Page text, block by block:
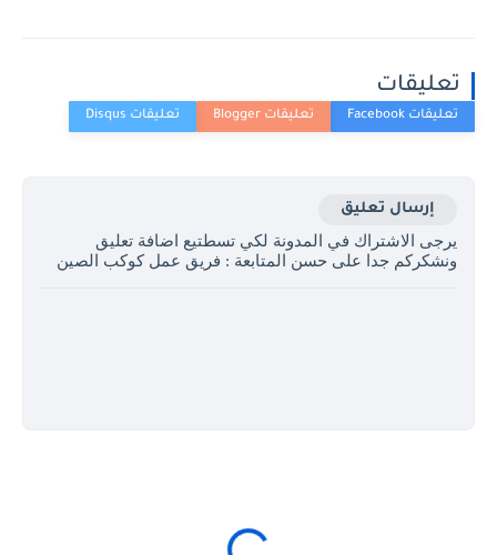
تعليقات
إرسال تعليق
يرجى الاشتراك في المدونة لكي تسطتيع اضافة تعليق
ونشكركم جدا على حسن المتابعة : فريق عمل كوكب الصين